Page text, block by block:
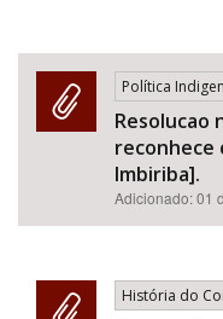
Política
Resolucao
reconhece
Imbiriba].
Adicionado:01
História do